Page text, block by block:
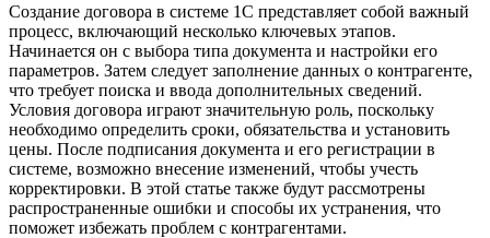
Создание договора в системе 1С представляет собой важный
процесс, включающий несколько ключевых этапов.
Начинается он с выбора типа документа и настройки его
параметров. Затем следует заполнение данных о контрагенте,
что требует поиска и ввода дополнительных сведений.
Условия договора играют значительную роль, поскольку
необходимо определить сроки, обязательства и установить
цены. После подписания документа и его регистрации в
системе, возможно внесение изменений, чтобы учесть
корректировки. В этой статье также будут рассмотрены
распространенные ошибки и способы их устранения, что
поможет избежать проблем с контрагентами.